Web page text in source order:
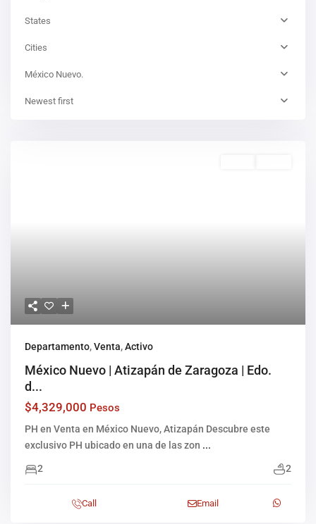
States
Cities
México Nuevo.
Newest first
Departamento,Venta,Activo
México Nuevo | Atizapán de Zaragoza | Edo.
d...
$4,329,000 Pesos
PH en Venta en México Nuevo, Atizapán Descubre este
exclusivo PH ubicado en una de las zon ...
2 2
Call Email